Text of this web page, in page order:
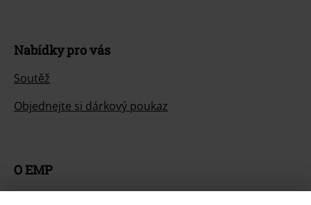
Nabídky pro vás
Soutěž
Objednejte si dárkový poukaz
O EMP